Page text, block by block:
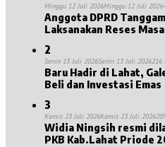
Minggu 12 Juli 2026Minggu 12 Juli 2026
Anggota DPRD Tanggamus Fraksi PKB Nuzul Irsan
Laksanakan
2
Senin 13 Juli 2026Senin 13 Juli 2026216
Baru Hadir di Lahat,
Beli dan Investasi Emas
3
Kamis 23 Juli 2026Kamis 23 Juli 2026
Widia Ningsih resmi
PKB Kab.Lahat Priode